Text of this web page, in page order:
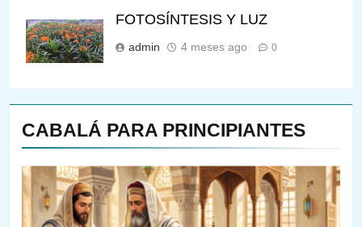
CABALÁ PARA PRINCIPIANTES
144
FOTOSÍNTESIS Y LUZ
admin 4 meses ago 0